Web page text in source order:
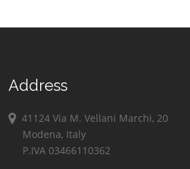
Address
41124 Via M. Vellani Marchi, 20
Modena, Italy
P.IVA 03466110362